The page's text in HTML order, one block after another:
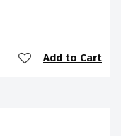
Add to Cart